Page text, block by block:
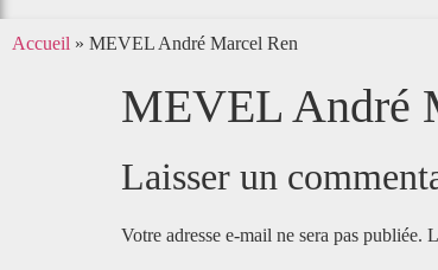
Accueil » MEVEL André Marcel Ren
MEVEL André
Laisser un
Votre adresse e-mail ne sera pas publiée.